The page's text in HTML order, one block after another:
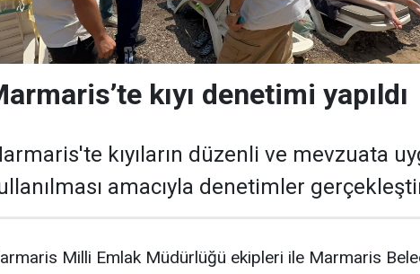
kıyı denetimi yapıldı
kıyıların düzenli ve mevzuata
amacıyla denetimler
Milli Emlak Müdürlüğü ekipleri ile Marmaris